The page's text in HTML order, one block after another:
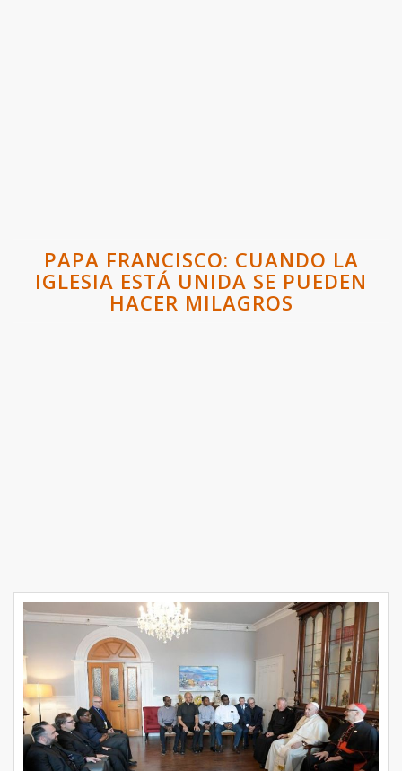
PAPA FRANCISCO: CUANDO LA
IGLESIA ESTÁ UNIDA SE PUEDEN
HACER MILAGROS